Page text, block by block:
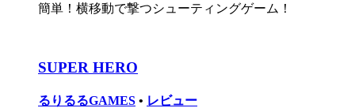
簡単！横移動で撃つシューティングゲーム！
SUPER HERO
るりるるGAMES • レビュー